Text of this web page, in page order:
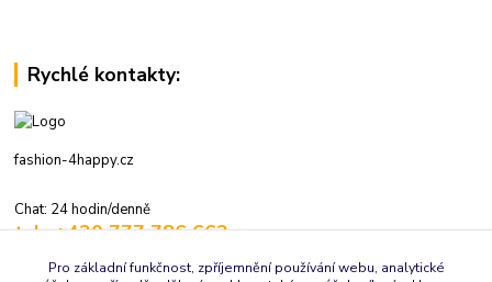
Rychlé kontakty:
fashion-4happy.cz
Chat: 24 hodin/denně
tel.: +420 777 786 662
Pro základní funkčnost, zpříjemnění používání webu, analytické